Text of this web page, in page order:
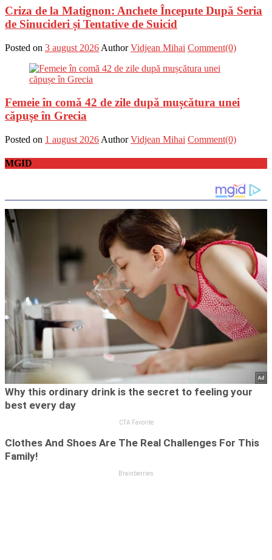
Criza de la Matignon: Anchete Începute După Seria
de Sinucideri și Tentative de Suicid
Posted on 3 august 2026 Author Vidjean Mihai Comment(0)
Femeie în comă 42 de zile după mușcătura unei
căpușe în Grecia
Posted on 1 august 2026 Author Vidjean Mihai Comment(0)
MGID